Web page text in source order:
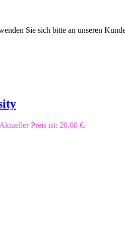
Sie sich bitte an unseren
Aktueller Preis ist: 20,00 €.